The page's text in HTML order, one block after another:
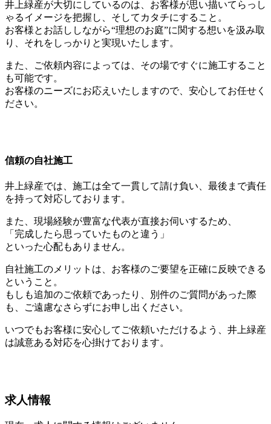
井上緑産が大切にしているのは、お客様が思い描いてらっし
ゃるイメージを把握し、そしてカタチにすること。
お客様とお話ししながら“理想のお庭”に関する想いを汲み取
り、それをしっかりと実現いたします。
また、ご依頼内容によっては、その場ですぐに施工すること
も可能です。
お客様のニーズにお応えいたしますので、安心してお任せく
ださい。
信頼の自社施工
井上緑産では、施工は全て一貫して請け負い、最後まで責任
を持って対応しております。
また、現場経験が豊富な代表が直接お伺いするため、
「完成したら思っていたものと違う」
といった心配もありません。
自社施工のメリットは、お客様のご要望を正確に反映できる
ということ。
もしも追加のご依頼であったり、別件のご質問があった際
も、ご遠慮なさらずにお申し出ください。
いつでもお客様に安心してご依頼いただけるよう、井上緑産
は誠意ある対応を心掛けております。
求⼈情報